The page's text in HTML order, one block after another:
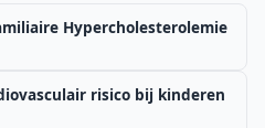
Hypercholesterolemie
risico bij kinderen